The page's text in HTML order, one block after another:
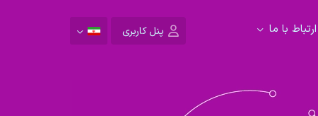
ارتباط با ما پنل کاربری